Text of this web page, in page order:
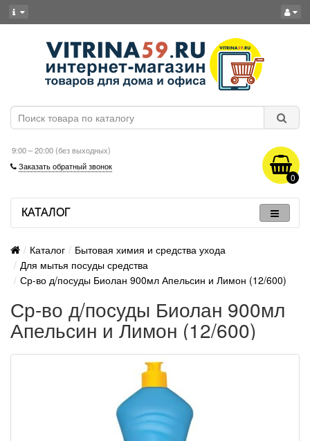
9:00 – 20:00 (без выходных)
Заказать обратный звонок
0
КАТАЛОГ
Каталог
Бытовая химия и средства ухода
Для мытья посуды средства
Ср-во д/посуды Биолан 900мл Апельсин и Лимон (12/600)
Ср-во д/посуды Биолан 900мл
Апельсин и Лимон (12/600)